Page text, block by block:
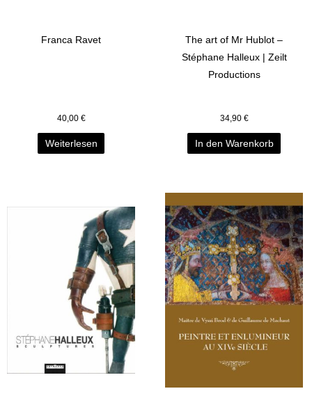
Franca Ravet
40,00 €
Weiterlesen
The art of Mr Hublot –
Stéphane Halleux | Zeilt
Productions
34,90 €
In den Warenkorb